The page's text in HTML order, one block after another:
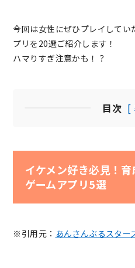
今回は女性にぜひプレイして
プリを20選ご紹介します！
ハマりすぎ注意かも！？
目次 [
イケメン好き必見！
ゲームアプリ5選
※引用元： あんさんぶるスター